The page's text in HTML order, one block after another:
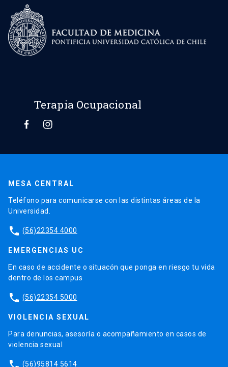
Terapia Ocupacional
MESA CENTRAL
Teléfono para comunicarse con las distintas áreas de la
Universidad.
phone (56)22354 4000
EMERGENCIAS UC
En caso de accidente o situacón que ponga en riesgo tu vida
dentro de los campus
phone (56)22354 5000
VIOLENCIA SEXUAL
Para denuncias, asesoría o acompañamiento en casos de
violencia sexual
phone (56)95814 5614